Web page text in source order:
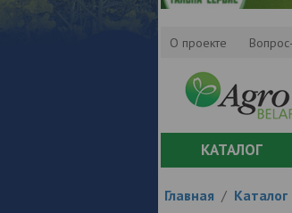
О проекте
КАТАЛОГ
Главная / Каталог